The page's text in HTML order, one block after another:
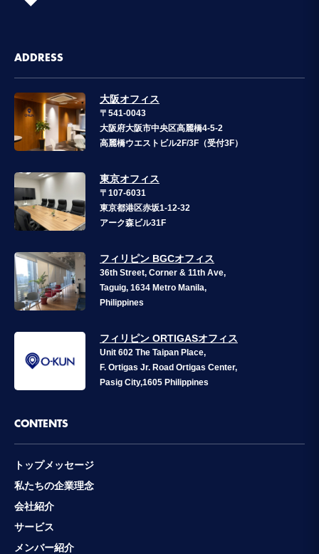
ADDRESS
大阪オフィス
〒541-0043
大阪府大阪市中央区高麗橋4-5-2
高麗橋ウエストビル2F/3F（受付3F）
東京オフィス
〒107-6031
東京都港区赤坂1-12-32
アーク森ビル31F
フィリピン BGCオフィス
36th Street, Corner & 11th Ave,
Taguig, 1634 Metro Manila,
Philippines
フィリピン ORTIGASオフィス
Unit 602 The Taipan Place,
F. Ortigas Jr. Road Ortigas Center,
Pasig City,1605 Philippines
CONTENTS
トップメッセージ
私たちの企業理念
会社紹介
サービス
メンバー紹介